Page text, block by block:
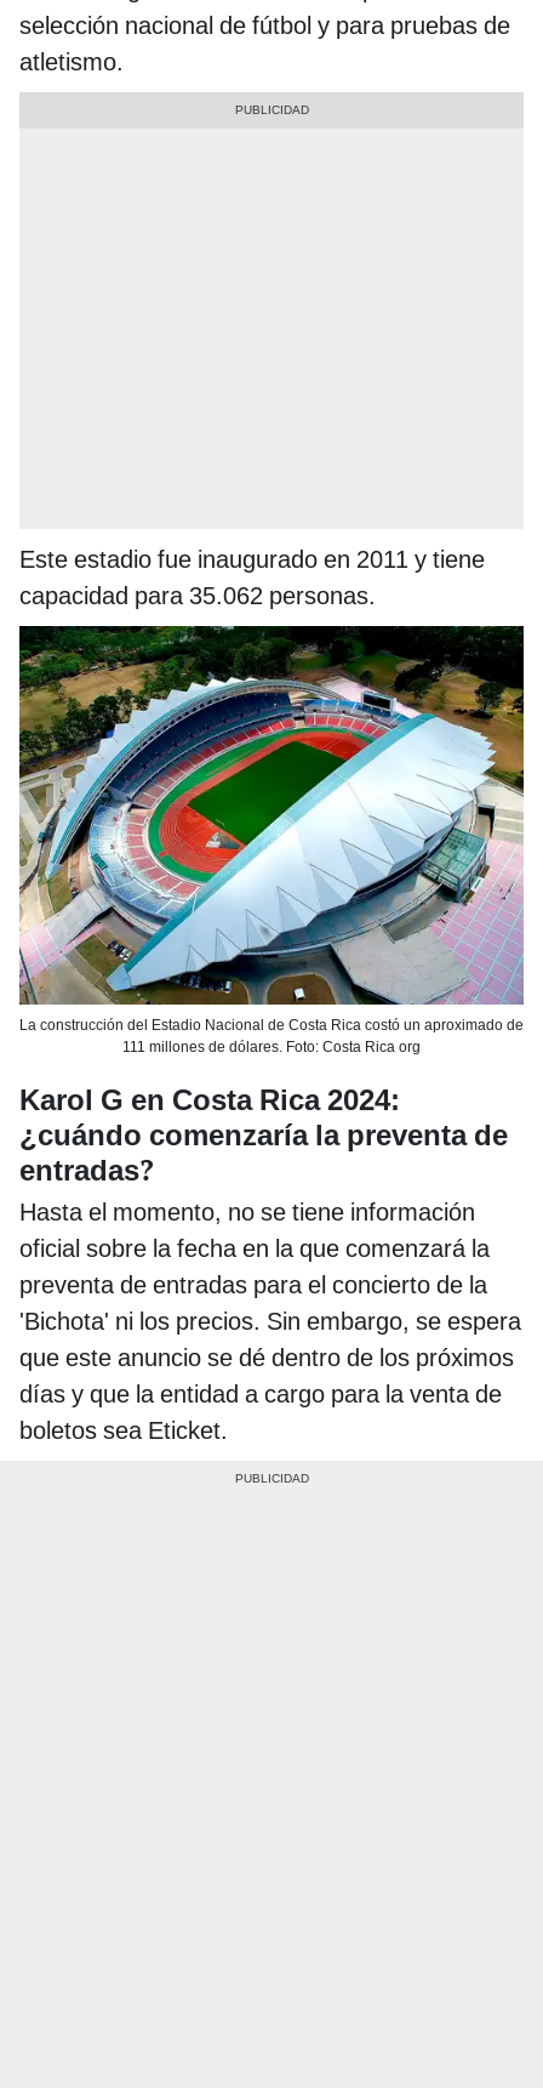
selección nacional de fútbol y para pruebas de
atletismo.
Este estadio fue inaugurado en 2011 y tiene
capacidad para 35.062 personas.
La construcción del Estadio Nacional de Costa Rica costó un aproximado de
111 millones de dólares. Foto: Costa Rica org
Karol G en Costa Rica 2024:
¿cuándo comenzaría la preventa de
entradas?
Hasta el momento, no se tiene información
oficial sobre la fecha en la que comenzará la
preventa de entradas para el concierto de la
'Bichota' ni los precios. Sin embargo, se espera
que este anuncio se dé dentro de los próximos
días y que la entidad a cargo para la venta de
boletos sea Eticket.